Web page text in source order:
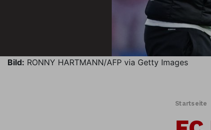
Bild: RONNY HARTMANN/AFP via Getty Images
Startseite